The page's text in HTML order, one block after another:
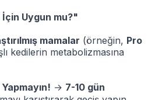
Uygun mu?"
mamalar (örneğin, Pro
kedilerin metabolizmasına
→ 7-10 gün